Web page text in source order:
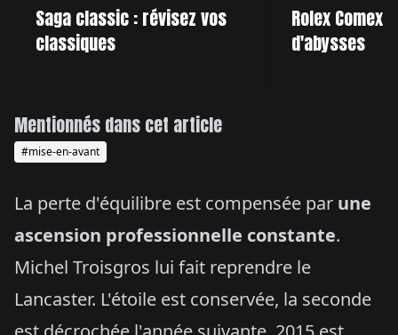
La perte d'équilibre est compensée par une
ascension professionnelle constante.
Michel Troisgros lui fait reprendre le
Lancaster. L'étoile est conservée, la seconde
Mentionnés dans cet article
#mise-en-avant
Saga classic : révisez vos
classiques
Rolex Comex
d'abysses